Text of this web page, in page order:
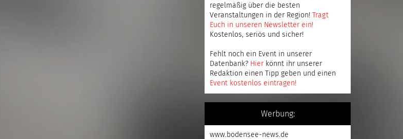
regelmäßig über die besten
Veranstaltungen in der Region! Tragt
Euch in unseren Newsletter ein!
Kostenlos, seriös und sicher!
Fehlt noch ein Event in unserer
Datenbank? Hier könnt ihr unserer
Redaktion einen Tipp geben und einen
Event kostenlos eintragen!
Werbung:
www.bodensee-news.de